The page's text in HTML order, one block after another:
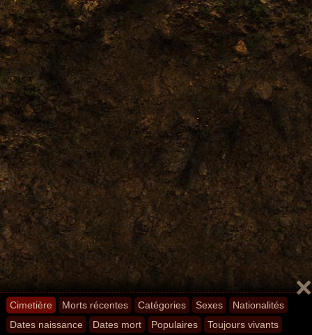
Cimetière Morts récentes Catégories Sexes
Nationalités
Dates naissance
Dates mort Populaires Toujours vivants